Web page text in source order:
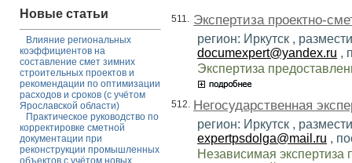
Новые статьи
Влияние региональных
коэффициентов на
составление смет зимних
строительных проектов и
рекомендации по оптимизации
расходов и сроков (с учётом
Ярославской области)
Практическое руководство по
корректировке сметной
документации при
реконструкции промышленных
объектов с учётом новых
511. Экспертиза проектно-
регион: Иркутск ,
documexpert@yandex.ru ,
Экспертиза
512. Негосударственная
регион: Иркутск ,
expertpsdolga@mail.ru ,
Независимая экспертиза